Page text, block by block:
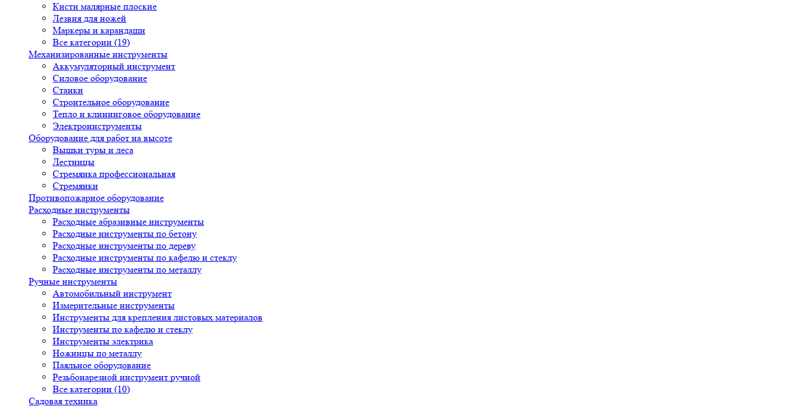
Кисти малярные плоские
Лезвия для ножей
Маркеры и карандаши
Все категории (19)
Механизированные инструменты
Аккумуляторный инструмент
Силовое оборудование
Станки
Строительное оборудование
Тепло и клининговое оборудование
Электроинструменты
Оборудование для работ на высоте
Вышки туры и леса
Лестницы
Стремянка профессиональная
Стремянки
Противопожарное оборудование
Расходные инструменты
Расходные абразивные инструменты
Расходные инструменты по бетону
Расходные инструменты по дереву
Расходные инструменты по кафелю и стеклу
Расходные инструменты по металлу
Ручные инструменты
Автомобильный инструмент
Измерительные инструменты
Инструменты для крепления листовых материалов
Инструменты по кафелю и стеклу
Инструменты электрика
Ножницы по металлу
Паяльное оборудование
Резьбонарезной инструмент ручной
Все категории (10)
Садовая техника